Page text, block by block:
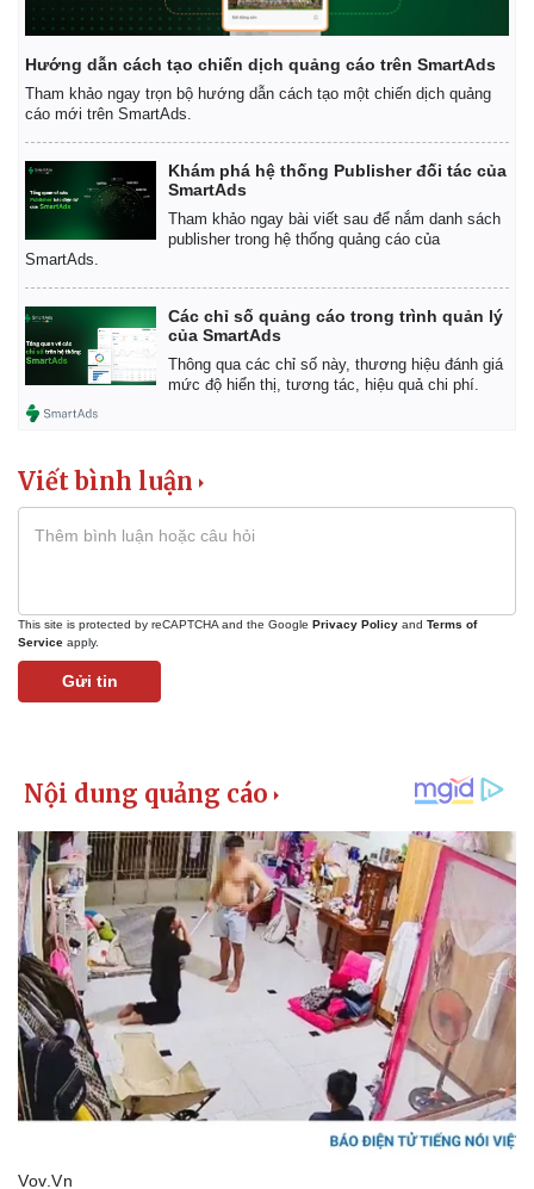
Kinh tế
Bất động sản
Khởi nghiệp
Thị trường
Giá vàng
Tiêu dùng
Chứng khoán
Giá cà phê
Hướng dẫn cách tạo chiến dịch quảng cáo trên SmartAds
Tham khảo ngay trọn bộ hướng dẫn cách tạo một chiến dịch quảng
cáo mới trên SmartAds.
Khám phá hệ thống Publisher đối tác của
SmartAds
Tham khảo ngay bài viết sau để nắm danh sách
publisher trong hệ thống quảng cáo của
SmartAds.
Các chỉ số quảng cáo trong trình quản lý
của SmartAds
Thông qua các chỉ số này, thương hiệu đánh giá
mức độ hiển thị, tương tác, hiệu quả chi phí.
Viết bình luận
This site is protected by reCAPTCHA and the Google Privacy Policy and Terms of
Service apply.
Gửi tin